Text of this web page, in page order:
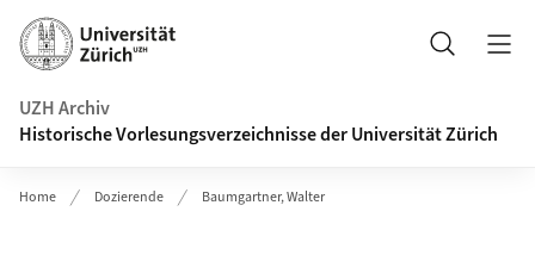
Navigation auf uzh.ch
Suche
UZH Archiv
Historische Vorlesungsverzeichnisse der Universität Zürich
Home Dozierende Baumgartner, Walter